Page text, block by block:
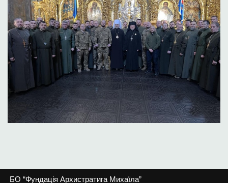
БО “Фундація Архистратига Михаїла”